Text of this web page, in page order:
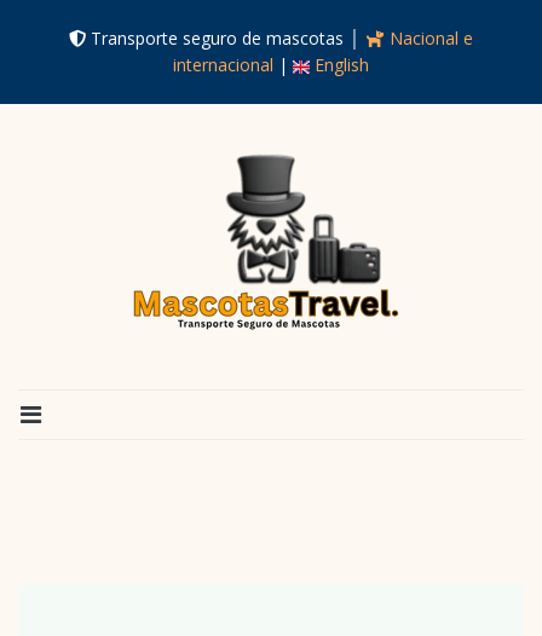
Transporte seguro de mascotas │
Nacional e
internacional | English